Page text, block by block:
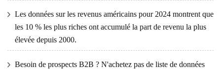
Les données sur les revenus américains pour 2024 montrent que
les 10 % les plus riches ont accumulé la part de revenu la plus
élevée depuis 2000.
Besoin de prospects B2B ? N'achetez pas de liste de données